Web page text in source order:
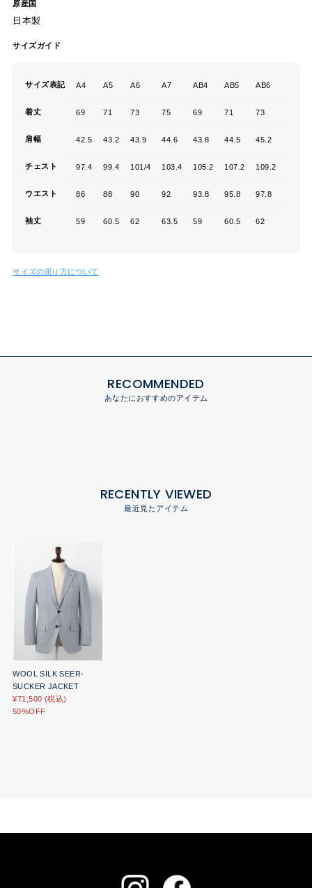
原産国
日本製
サイズガイド
サイズ表記 A4 A5 A6 A7 AB4 AB5 AB6
着丈 69 71 73 75 69 71 73
肩幅 42.5 43.2 43.9 44.6 43.8 44.5 45.2
チェスト 97.4 99.4 101/4 103.4 105.2 107.2 109.2
ウエスト 86 88 90 92 93.8 95.8 97.8
袖丈 59 60.5 62 63.5 59 60.5 62
サイズの測り方について
RECOMMENDED
あなたにおすすめのアイテム
RECENTLY VIEWED
最近見たアイテム
WOOL SILK SEER-
SUCKER JACKET
¥71,500 (税込)
50%OFF